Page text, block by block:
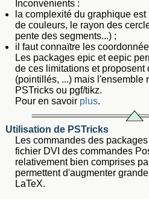
Inconvénients :
la complexité du graphique
de couleurs, le rayon des
pente des segments...) ;
il faut connaïtre les
Les packages epic et eepic
de ces limitations et
(pointillés, ...) mais l'ensemble
PSTricks ou pgf/tikz.
Pour en savoir plus.
Utilisation de PSTricks
Les commandes des
fichier DVI des commandes
relativement bien comprises
permettent d'augmenter
LaTeX.